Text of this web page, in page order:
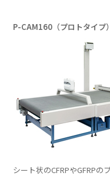
P-CAM160（プロトタイプ）
シート状のCFRPやGFRP